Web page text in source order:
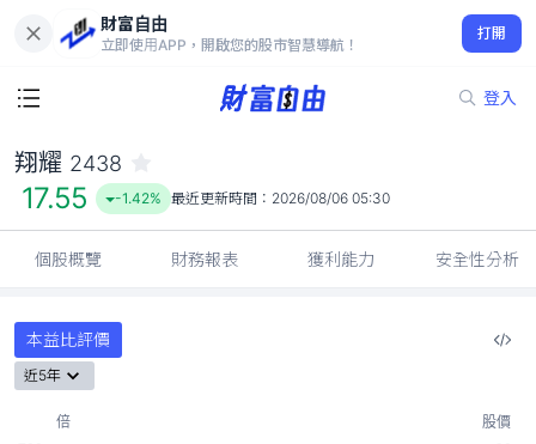
財富自由
立即使用APP，開啟您的股市智慧導航！
打開
登入
17.55
-1.42%
翔耀 2438
17.55 -1.42% 最近更新時間： 2026/08/06 05:30
個股概覽 財務報表 獲利能力 安全性分析
本益比評價
近5年